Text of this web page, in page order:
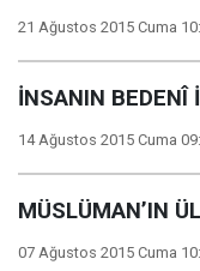
21 Ağustos 2015 Cuma
İNSANIN BEDENÎ
14 Ağustos 2015 Cuma
MÜSLÜMAN’IN
07 Ağustos 2015 Cuma